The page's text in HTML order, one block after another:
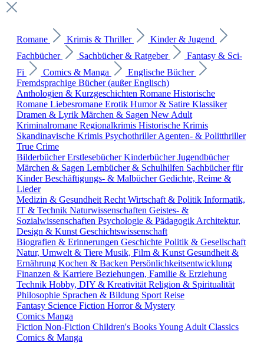
Romane Krimis & Thriller
Kinder & Jugend
Fachbücher
Sachbücher & Ratgeber
Fantasy & Sci-
Fi
Comics & Manga
Englische Bücher
Fremdsprachige Bücher (außer Englisch)
Anthologien & Kurzgeschichten Romane Historische
Romane Liebesromane Erotik Humor & Satire Klassiker
Dramen & Lyrik Märchen & Sagen New Adult
Kriminalromane Regionalkrimis Historische Krimis
Skandinavische Krimis PsychothrillerAgenten- & Politthriller
True Crime
BilderbücherErstlesebücherKinderbücherJugendbücher
Märchen & Sagen Lernbücher & Schulhilfen Sachbücher für
KinderBeschäftigungs- & MalbücherGedichte, Reime &
Lieder
Medizin & Gesundheit Recht Wirtschaft & Politik Informatik,
IT & Technik Naturwissenschaften Geistes- &
Sozialwissenschaften Psychologie & Pädagogik Architektur,
Design & Kunst Geschichtswissenschaft
Biografien & Erinnerungen Geschichte Politik & Gesellschaft
Natur, Umwelt & Tiere Musik, Film & Kunst Gesundheit &
Ernährung Kochen & Backen Persönlichkeitsentwicklung
Finanzen & Karriere Beziehungen, Familie & Erziehung
Technik Hobby, DIY & Kreativität Religion & Spiritualität
Philosophie Sprachen & Bildung Sport Reise
Fantasy Science Fiction Horror & Mystery
Comics Manga
Fiction Non-Fiction Children's BooksYoung Adult Classics
Comics & Manga